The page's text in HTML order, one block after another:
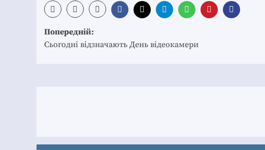
Post
navigation
Попередній:
Сьогодні відзначають День відеокамери